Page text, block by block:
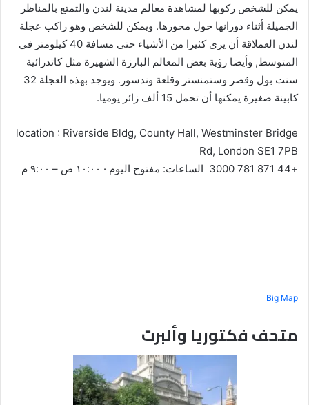
يمكن للشخص ركوبها لمشاهدة معالم مدينة لندن والتمتع بالمناظر
الجميلة أثناء دورانها حول محورها. ويمكن للشخص وهو راكب عجلة
لندن العملاقة أن يرى كثيرا من الأشياء حتى مسافة 40 كيلومتر في
المتوسط, وأيضا رؤية بعض المعالم البارزة الشهيرة مثل كاتدرائية
سنت بول وقصر وستمنستر وقلعة وندسور. ويوجد بهذه العجلة 32
كابينة صغيرة يمكنها أن تحمل 15 ألف زائر يوميا.
location : Riverside Bldg, County Hall, Westminster Bridge
Rd, London SE1 7PB
+44 871 781 3000 الساعات: مفتوح اليوم · ١٠:٠٠ ص – ٩:٠٠ م
Big Map
متحف فكتوريا وألبرت